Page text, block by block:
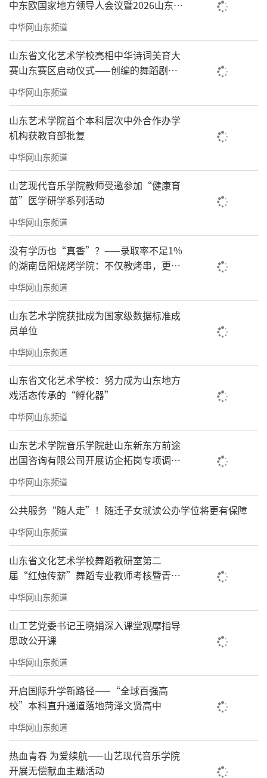
中东欧国家地方领导人会议暨2026山东国
际友城合作交流周系列活动
中华网山东频道
山东省文化艺术学校亮相中华诗词美育大
赛山东赛区启动仪式——创编的舞蹈剧目
《莲鼓越歌行》受邀精彩展演
中华网山东频道
山东艺术学院首个本科层次中外合作办学
机构获教育部批复
中华网山东频道
山艺现代音乐学院教师受邀参加“健康育
苗”医学研学系列活动
中华网山东频道
没有学历也“真香”？——录取率不足1%
的湖南岳阳烧烤学院：不仅教烤串，更教
当老板
中华网山东频道
山东艺术学院获批成为国家级数据标准成
员单位
中华网山东频道
山东省文化艺术学校：努力成为山东地方
戏活态传承的“孵化器”
中华网山东频道
山东艺术学院音乐学院赴山东新东方前途
出国咨询有限公司开展访企拓岗专项调研
座谈活动
中华网山东频道
公共服务“随人走”！随迁子女就读公办学位将更有保障
中华网山东频道
山东省文化艺术学校​舞蹈教研室第二
届“红烛传薪”舞蹈专业教师考核暨青年
教师技能展示活动精彩呈现
中华网山东频道
山工艺党委书记王晓娟深入课堂观摩指导
思政公开课
中华网山东频道
开启国际升学新路径——“全球百强高
校”本科直升通道落地菏泽文贤高中
中华网山东频道
热血青春 为爱续航——山艺现代音乐学院
开展无偿献血主题活动